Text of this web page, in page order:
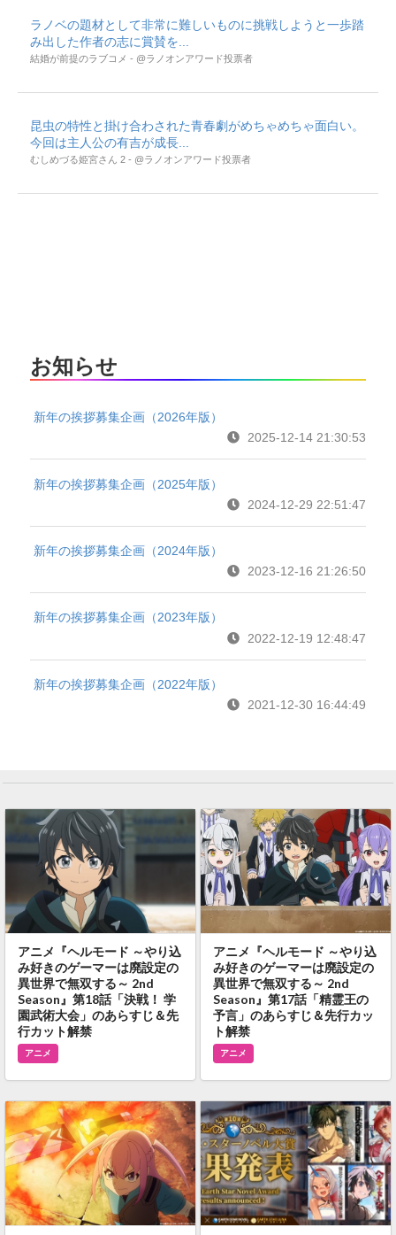
ラノベの題材として非常に難しいものに挑戦しようと一歩踏
み出した作者の志に賞賛を...
結婚が前提のラブコメ - @ラノオンアワード投票者
昆虫の特性と掛け合わされた青春劇がめちゃめちゃ面白い。
今回は主人公の有吉が成長...
むしめづる姫宮さん 2 - @ラノオンアワード投票者
お知らせ
新年の挨拶募集企画（2026年版）
2025-12-14 21:30:53
新年の挨拶募集企画（2025年版）
2024-12-29 22:51:47
新年の挨拶募集企画（2024年版）
2023-12-16 21:26:50
新年の挨拶募集企画（2023年版）
2022-12-19 12:48:47
新年の挨拶募集企画（2022年版）
2021-12-30 16:44:49
アニメ『ヘルモード ～やり込
み好きのゲーマーは廃設定の
異世界で無双する～ 2nd
Season』第18話「決戦！ 学
園武術大会」のあらすじ＆先
行カット解禁
アニメ
アニメ『ヘルモード ～やり込
み好きのゲーマーは廃設定の
異世界で無双する～ 2nd
Season』第17話「精霊王の
予言」のあらすじ＆先行カッ
ト解禁
アニメ